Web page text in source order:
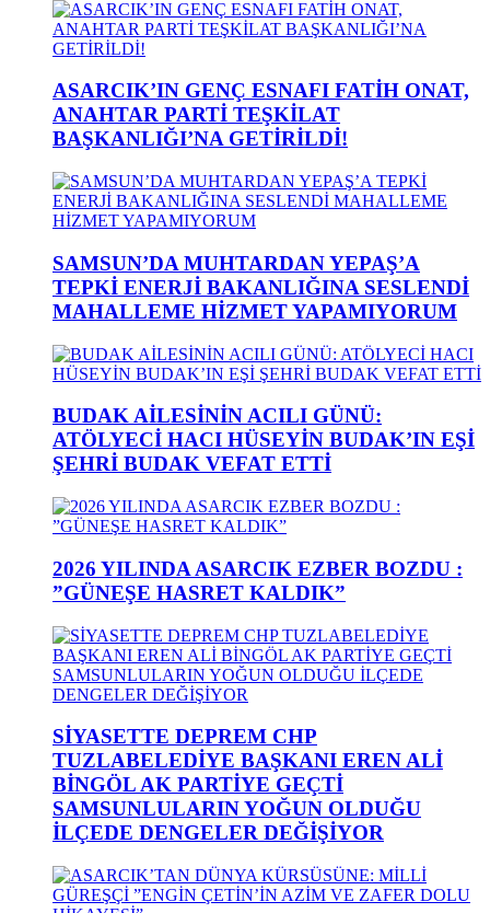
ASARCIK’IN GENÇ ESNAFI FATİH ONAT,
ANAHTAR PARTİ TEŞKİLAT
BAŞKANLIĞI’NA GETİRİLDİ!
SAMSUN’DA MUHTARDAN YEPAŞ’A
TEPKİ ENERJİ BAKANLIĞINA SESLENDİ
MAHALLEME HİZMET YAPAMIYORUM
BUDAK AİLESİNİN ACILI GÜNÜ:
ATÖLYECİ HACI HÜSEYİN BUDAK’IN EŞİ
ŞEHRİ BUDAK VEFAT ETTİ
2026 YILINDA ASARCIK EZBER BOZDU :
”GÜNEŞE HASRET KALDIK”
SİYASETTE DEPREM CHP
TUZLABELEDİYE BAŞKANI EREN ALİ
BİNGÖL AK PARTİYE GEÇTİ
SAMSUNLULARIN YOĞUN OLDUĞU
İLÇEDE DENGELER DEĞİŞİYOR